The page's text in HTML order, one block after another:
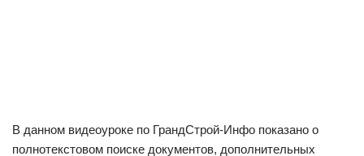
В данном видеоуроке по ГрандСтрой-Инфо показано о
полнотекстовом поиске документов, дополнительных